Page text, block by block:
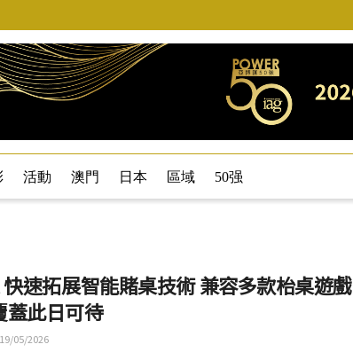
活動 澳門 日本 區域 50强
速拓展智能賭桌技術 兼容多款枱桌遊戲
蓋此日可待
05/2026